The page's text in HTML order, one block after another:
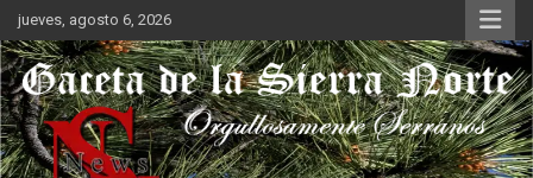
Saltar
al
contenido
jueves, agosto 6, 2026